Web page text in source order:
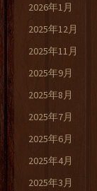
2026年1月
2025年12月
2025年11月
2025年9月
2025年8月
2025年7月
2025年6月
2025年4月
2025年3月